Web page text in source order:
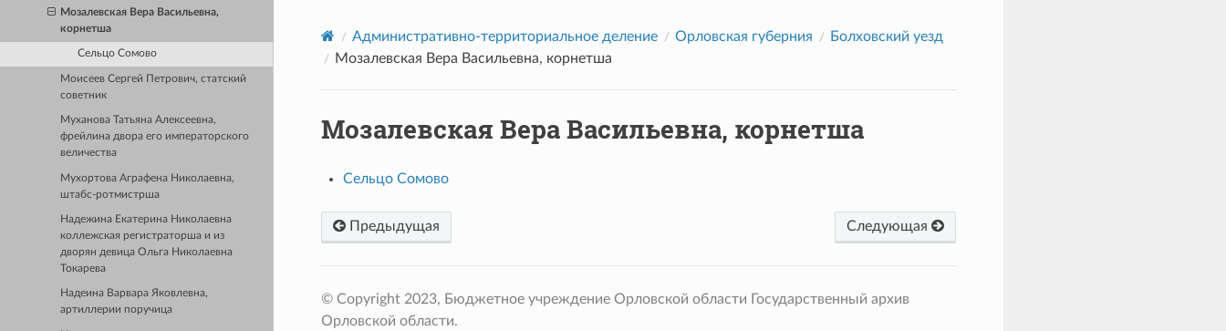
Мозалевская Вера Васильевна,
корнетша
Сельцо Сомово
Моисеев Сергей Петрович, статский
советник
Муханова Татьяна Алексеевна,
фрейлина двора его императорского
величества
Мухортова Аграфена Николаевна,
штабс-ротмистрша
Надежина Екатерина Николаевна
коллежская регистраторша и из
дворян девица Ольга Николаевна
Токарева
Надеина Варвара Яковлевна,
артиллерии поручица
Административно-территориальное деление Орловская губерния
Болховский уезд
Мозалевская Вера Васильевна, корнетша
Мозалевская Вера Васильевна, корнетша
Сельцо Сомово
Предыдущая Следующая
© Copyright 2023, Бюджетное учреждение Орловской области Государственный архив
Орловской области.